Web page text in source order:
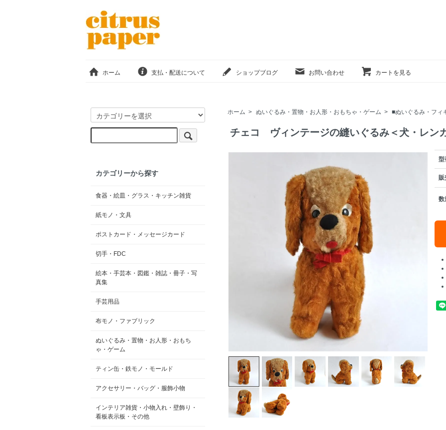
ホーム 支払・配送について ショップブログ お問い合わせ カートを見る
ホーム > ぬいぐるみ・置物・お人形・おもちゃ・ゲーム > ■ぬいぐるみ・フィ
チェコ ヴィンテージの縫いぐるみ＜犬・レン
型
販
数
カテゴリーから探す
食器・絵皿・グラス・キッチン雑貨
紙モノ・文具
ポストカード・メッセージカード
切手・FDC
絵本・手芸本・図鑑・雑誌・冊子・写
真集
手芸用品
布モノ・ファブリック
ぬいぐるみ・置物・お人形・おもち
ゃ・ゲーム
ティン缶・鉄モノ・モールド
アクセサリー・バッグ・服飾小物
インテリア雑貨・小物入れ・壁飾り・
看板表示板・その他